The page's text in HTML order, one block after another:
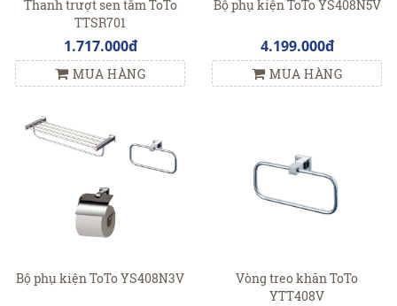
Thanh trượt sen tắm ToTo
TTSR701
1.717.000đ
MUA HÀNG
Bộ phụ kiện ToTo YS408N5V
4.199.000đ
MUA HÀNG
Bộ phụ kiện ToTo YS408N3V
Vòng treo khăn ToTo
YTT408V